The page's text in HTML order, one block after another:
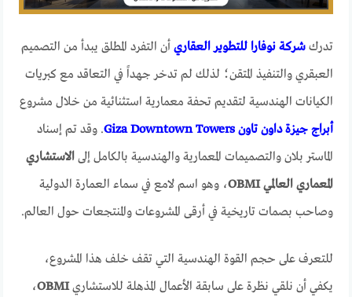
تدركشركة نوفارا للتطوير العقاري أن التفرد المطلق يبدأ من التصميم
العبقري والتنفيذ المتقن؛ لذلك لم تدخر جهداً في التعاقد مع كبريات
الكيانات الهندسية لتقديم تحفة معمارية استثنائية من خلال مشروع
أبراج جيزة داون تاون Giza Downtown Towers
. وقد تم إسناد
الماستر بلان والتصميمات المعمارية والهندسية بالكامل إلىالاستشاري
المعماري العالمي OBMI
، وهو اسم لامع في سماء العمارة الدولية
وصاحب بصمات تاريخية في أرقى المشروعات والمنتجعات حول العالم.
للتعرف على حجم القوة الهندسية التي تقف خلف هذا المشروع،
يكفي أن نلقي نظرة على سابقة الأعمال المذهلة للاستشاريOBMI،